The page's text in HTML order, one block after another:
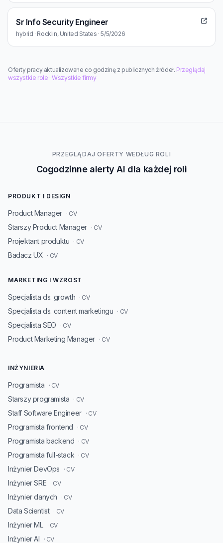
Sr Info Security Engineer
hybrid · Rocklin, United States · 5/5/2026
Oferty pracy aktualizowane co godzinę z publicznych źródeł. Przeglądaj
wszystkie role ·Wszystkie firmy
PRZEGLĄDAJ OFERTY WEDŁUG ROLI
Cogodzinne alerty AI dla każdej roli
PRODUKT I DESIGN
Product Manager · CV
Starszy Product Manager · CV
Projektant produktu · CV
Badacz UX · CV
MARKETING I WZROST
Specjalista ds. growth · CV
Specjalista ds. content marketingu · CV
Specjalista SEO · CV
Product Marketing Manager · CV
INŻYNIERIA
Programista · CV
Starszy programista · CV
Staff Software Engineer · CV
Programista frontend · CV
Programista backend · CV
Programista full-stack · CV
Inżynier DevOps · CV
Inżynier SRE · CV
Inżynier danych · CV
Data Scientist · CV
Inżynier ML · CV
Inżynier AI · CV